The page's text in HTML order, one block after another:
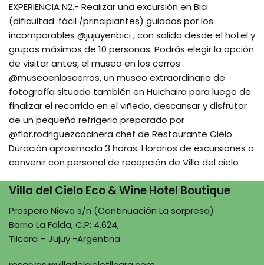
EXPERIENCIA N2.- Realizar una excursión en Bici
(dificultad: fácil /principiantes) guiados por los
incomparables @jujuyenbici , con salida desde el hotel y
grupos máximos de 10 personas. Podrás elegir la opción
de visitar antes, el museo en los cerros
@museoenloscerros, un museo extraordinario de
fotografía situado también en Huichaira para luego de
finalizar el recorrido en el viñedo, descansar y disfrutar
de un pequeño refrigerio preparado por
@flor.rodriguezcocinera chef de Restaurante Cielo.
Duración aproximada 3 horas. Horarios de excursiones a
convenir con personal de recepción de Villa del cielo
Villa del Cielo Eco & Wine Hotel Boutique
Prospero Nieva s/n (Continuación La sorpresa)
Barrio La Falda, C.P: 4.624,
Tilcara – Jujuy -Argentina.